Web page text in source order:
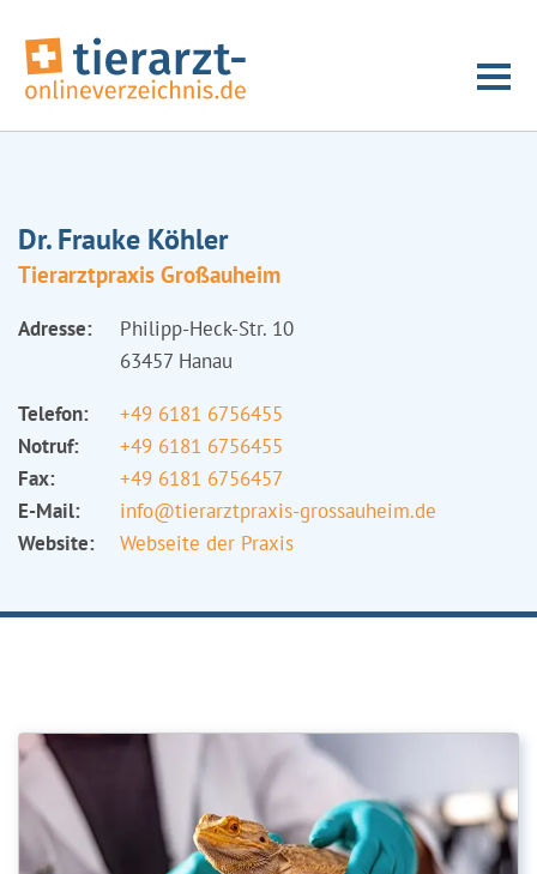
Dr. Frauke Köhler
Tierarztpraxis Großauheim
Adresse:
Philipp-Heck-Str. 10
63457 Hanau
Telefon:
+49 6181 6756455
Notruf:
+49 6181 6756455
Fax:
+49 6181 6756457
E-Mail:
info@tierarztpraxis-grossauheim.de
Website:
Webseite der Praxis